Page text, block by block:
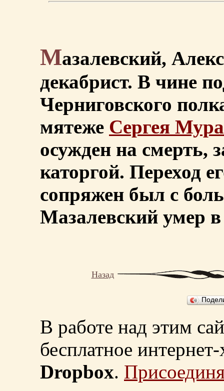
Мазалевский,
декабрист. В чине
Черниговского
мятеже Сергея
осужден на смерть,
каторгой. Переход
сопряжен был с
Мазалевский умер в
Назад
В работе над этим
бесплатное
Dropbox.